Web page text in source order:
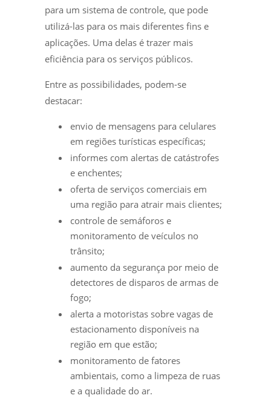
para um sistema de controle, que pode
utilizá-las para os mais diferentes fins e
aplicações. Uma delas é trazer mais
eficiência para os serviços públicos.
Entre as possibilidades, podem-se
destacar:
envio de mensagens para celulares
em regiões turísticas específicas;
informes com alertas de catástrofes
e enchentes;
oferta de serviços comerciais em
uma região para atrair mais clientes;
controle de semáforos e
monitoramento de veículos no
trânsito;
aumento da segurança por meio de
detectores de disparos de armas de
fogo;
alerta a motoristas sobre vagas de
estacionamento disponíveis na
região em que estão;
monitoramento de fatores
ambientais, como a limpeza de ruas
e a qualidade do ar.